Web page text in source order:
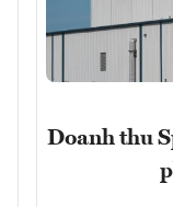
Doanh thu